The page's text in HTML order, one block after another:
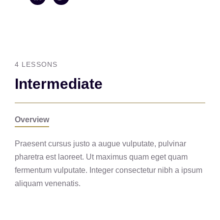
4 LESSONS
Intermediate
Overview
Praesent cursus justo a augue vulputate, pulvinar
pharetra est laoreet. Ut maximus quam eget quam
fermentum vulputate. Integer consectetur nibh a ipsum
aliquam venenatis.